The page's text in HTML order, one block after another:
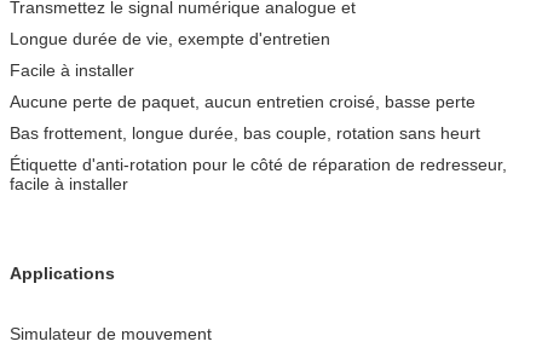
Matériel de contact
Or à l'or
Logement du matériel
Alliage d'aluminium
Catégorie de protection d'IP
Par la taille de trou
4 millimètres
Transmettez le signal numérique analogue et
Longue durée de vie, exempte d'entretien
Facile à installer
Aucune perte de paquet, aucun entretien croisé, basse perte
Bas frottement, longue durée, bas couple, rotation sans heurt
Étiquette d'anti-rotation pour le côté de réparation de redresseur,
facile à installer
Applications
Simulateur de mouvement